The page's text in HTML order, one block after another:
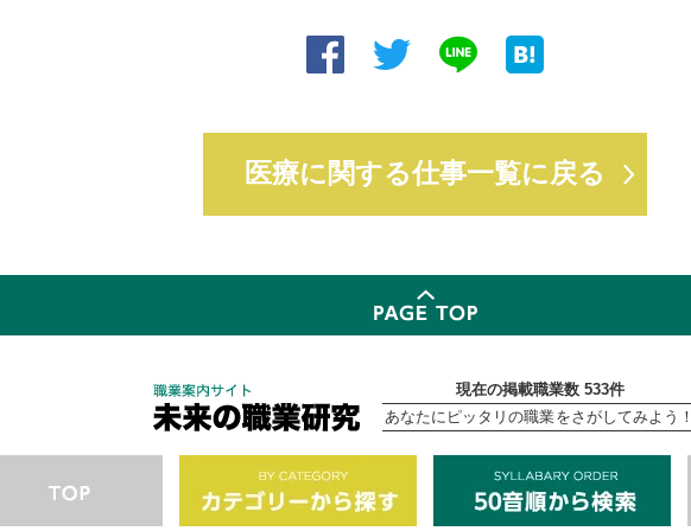
医療に関する仕事一覧に戻る
現在の掲載職業数 533件
あなたにピッタリの職業をさがしてみよう